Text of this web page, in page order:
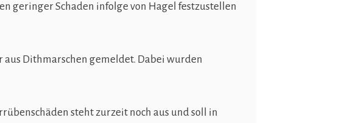
geringer Schaden infolge von Hagel festzustellen
aus Dithmarschen gemeldet. Dabei wurden
steht zurzeit noch aus und soll in